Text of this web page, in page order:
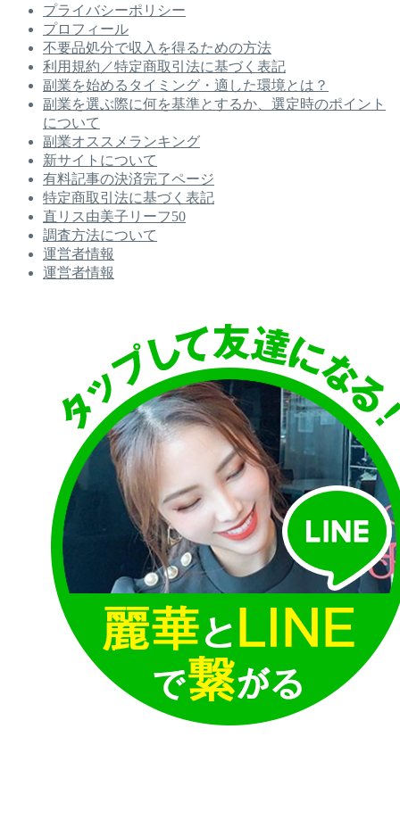
プライバシーポリシー
プロフィール
不要品処分で収入を得るための方法
利用規約／特定商取引法に基づく表記
副業を始めるタイミング・適した環境とは？
副業を選ぶ際に何を基準とするか、選定時のポイント
について
副業オススメランキング
新サイトについて
有料記事の決済完了ページ
特定商取引法に基づく表記
直リス由美子リーフ50
調査方法について
運営者情報
運営者情報